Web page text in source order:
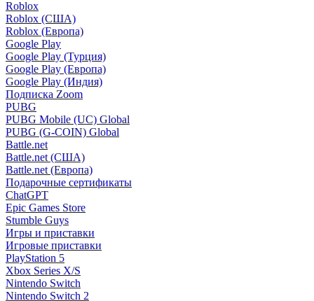
Roblox
Roblox (США)
Roblox (Европа)
Google Play
Google Play (Турция)
Google Play (Европа)
Google Play (Индия)
Подписка Zoom
PUBG
PUBG Mobile (UC) Global
PUBG (G-COIN) Global
Battle.net
Battle.net (США)
Battle.net (Европа)
Подарочные сертификаты
ChatGPT
Epic Games Store
Stumble Guys
Игры и приставки
Игровые приставки
PlayStation 5
Xbox Series X/S
Nintendo Switch
Nintendo Switch 2